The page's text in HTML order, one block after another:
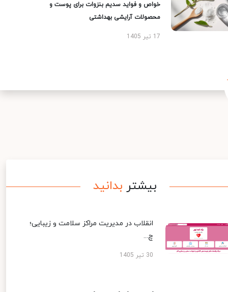
خواص و فواید سدیم بنزوات برای پوست و
محصولات آرایشی بهداشتی
17 تیر 1405
بیشتر بدانید
انقلاب در مدیریت مراکز سلامت و زیبایی؛
چ...
30 تیر 1405